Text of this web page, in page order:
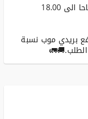
🥇التواصل عبر الهاتف من 9.00 صباحا الى 18.00
مع الدفع بريدي موب نسبة